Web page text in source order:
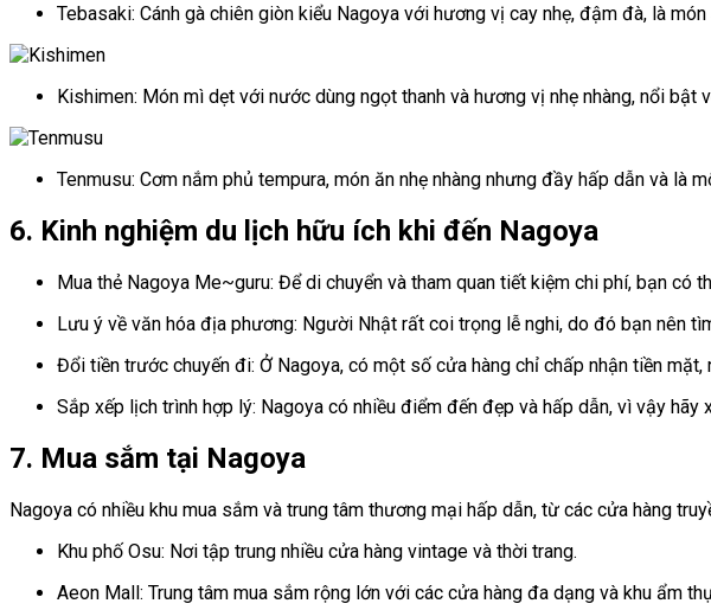
Tebasaki: Cánh gà chiên giòn kiểu Nagoya với hương vị cay nhẹ, đậm đà, là
Kishimen: Món mì dẹt với nước dùng ngọt thanh và hương vị nhẹ nhàng, nổi bật
Tenmusu: Cơm nắm phủ tempura, món ăn nhẹ nhàng nhưng đầy hấp dẫn và là
6. Kinh nghiệm du lịch hữu ích khi đến Nagoya
Mua thẻ Nagoya Me~guru: Để di chuyển và tham quan tiết kiệm chi phí, bạn
Lưu ý về văn hóa địa phương: Người Nhật rất coi trọng lễ nghi, do đó bạn nên
Đổi tiền trước chuyến đi: Ở Nagoya, có một số cửa hàng chỉ chấp nhận tiền
Sắp xếp lịch trình hợp lý: Nagoya có nhiều điểm đến đẹp và hấp dẫn, vì vậy
7. Mua sắm tại Nagoya
Nagoya có nhiều khu mua sắm và trung tâm thương mại hấp dẫn, từ các cửa hàng
Khu phố Osu: Nơi tập trung nhiều cửa hàng vintage và thời trang.
Aeon Mall: Trung tâm mua sắm rộng lớn với các cửa hàng đa dạng và khu ẩm